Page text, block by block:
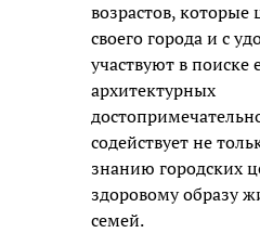
возрастов, которые
своего города и с
участвуют в поиске
архитектурных
содействует не
знанию городских
здоровому образу
семей.